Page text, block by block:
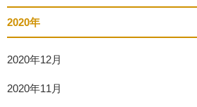
2020年
2020年12月
2020年11月